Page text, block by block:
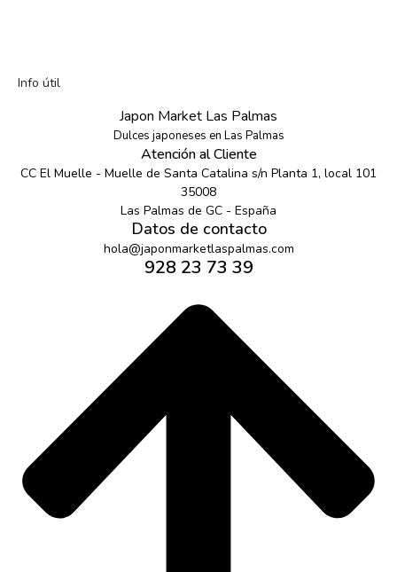
Info útil
Japon Market Las Palmas
Dulces japoneses en Las Palmas
Atención al Cliente
CC El Muelle - Muelle de Santa Catalina s/n Planta 1, local 101
35008
Las Palmas de GC - España
Datos de contacto
hola@japonmarketlaspalmas.com
928 23 73 39